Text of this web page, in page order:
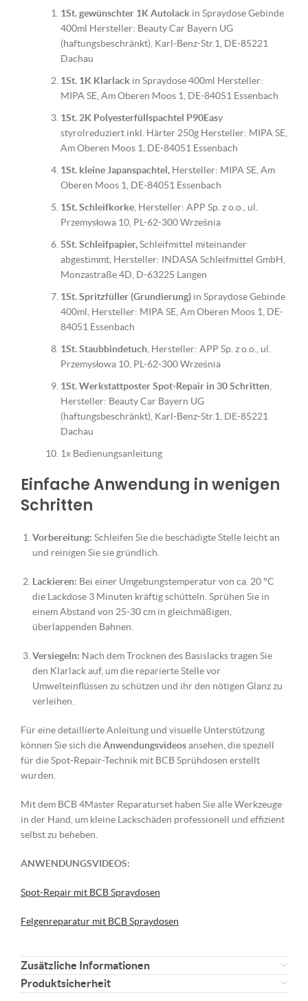
1St. gewünschter 1K Autolack in Spraydose Gebinde
400ml Hersteller: Beauty Car Bayern UG
(haftungsbeschränkt), Karl-Benz-Str.1, DE-85221
Dachau
1St. 1K Klarlack in Spraydose 400ml Hersteller:
MIPA SE, Am Oberen Moos 1, DE-84051 Essenbach
1St. 2K Polyesterfüllspachtel P90Easy
styrolreduziert inkl. Härter 250g Hersteller: MIPA SE,
Am Oberen Moos 1, DE-84051 Essenbach
1St. kleine Japanspachtel, Hersteller: MIPA SE, Am
Oberen Moos 1, DE-84051 Essenbach
1St. Schleifkorke , Hersteller: APP Sp. z o.o., ul.
Przemysłowa 10, PL-62-300 Września
5St. Schleifpapier,Schleifmittel miteinander
abgestimmt, Hersteller: INDASA Schleifmittel GmbH,
Monzastraße 4D, D-63225 Langen
1St. Spritzfüller (Grundierung) in Spraydose Gebinde
400ml, Hersteller: MIPA SE, Am Oberen Moos 1, DE-
84051 Essenbach
1St. Staubbindetuch , Hersteller: APP Sp. z o.o., ul.
Przemysłowa 10, PL-62-300 Września
1St. Werkstattposter Spot-Repair in 30 Schritten
Hersteller: Beauty Car Bayern UG
(haftungsbeschränkt), Karl-Benz-Str.1, DE-85221
Dachau
1x Bedienungsanleitung
Einfache Anwendung in wenigen
Schritten
Vorbereitung: Schleifen Sie die beschädigte Stelle leicht an
und reinigen Sie sie gründlich.
Lackieren: Bei einer Umgebungstemperatur von ca. 20 °C
die Lackdose 3 Minuten kräftig schütteln. Sprühen Sie in
einem Abstand von 25-30 cm in gleichmäßigen,
überlappenden Bahnen.
Versiegeln: Nach dem Trocknen des Basislacks tragen Sie
den Klarlack auf, um die reparierte Stelle vor
Umwelteinflüssen zu schützen und ihr den nötigen Glanz zu
verleihen.
Für eine detaillierte Anleitung und visuelle Unterstützung
können Sie sich dieAnwendungsvideosansehen, die speziell
für die Spot-Repair-Technik mit BCB Sprühdosen erstellt
wurden.
Mit dem BCB 4Master Reparaturset haben Sie alle Werkzeuge
in der Hand, um kleine Lackschäden professionell und effizient
selbst zu beheben.
ANWENDUNGSVIDEOS:
Spot-Repair mit BCB Spraydosen
Felgenreparatur mit BCB Spraydosen
Zusätzliche Informationen
Produktsicherheit